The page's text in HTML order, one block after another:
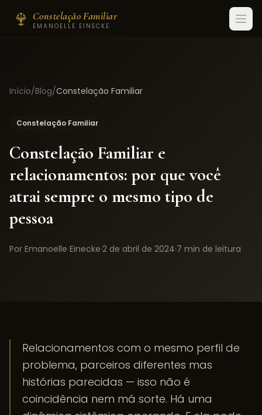
Constelação Familiar
EMANOELLE EINECKE
Início/Blog/Constelação Familiar
Constelação Familiar
Constelação Familiar e
relacionamentos: por que você
atrai sempre o mesmo tipo de
pessoa
Por Emanoelle Einecke·2 de abril de 2024·7 min de leitura
Relacionamentos com o mesmo perfil de
problema, parceiros diferentes mas
histórias parecidas — isso não é
coincidência nem má sorte. Há uma